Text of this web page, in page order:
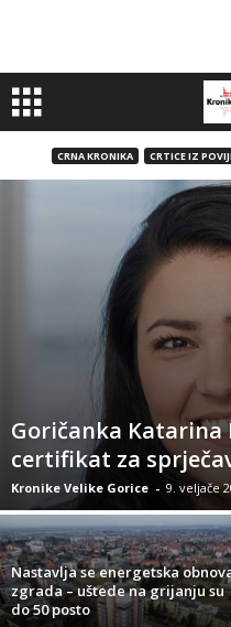
CRNA KRONIKA CRTICE IZ
Goričanka
certifikat za
Kronike Velike Gorice - 9. veljače
Nastavlja se energetska
zgrada – uštede na grijanju su
do 50 posto